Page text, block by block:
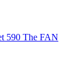
590 The FAN